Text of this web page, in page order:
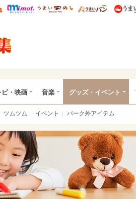
ウレぴあ総研 ディズニー特集
mimot. うまいめし うまい
ビ・映画 音楽 グッズ・イベント
ツムツム イベント パーク外アイテム